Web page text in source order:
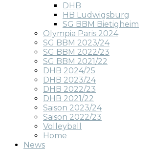
DHB
HB Ludwigsburg
SG BBM Bietigheim
Olympia Paris 2024
SG BBM 2023/24
SG BBM 2022/23
SG BBM 2021/22
DHB 2024/25
DHB 2023/24
DHB 2022/23
DHB 2021/22
Saison 2023/24
Saison 2022/23
Volleyball
Home
News